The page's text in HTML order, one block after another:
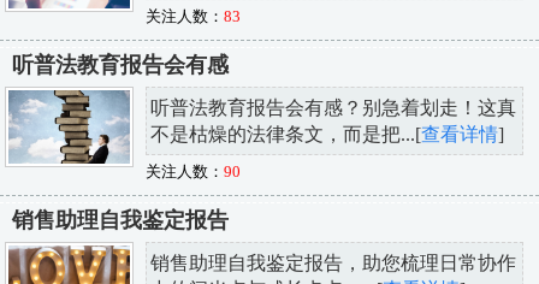
关注人数： 83
听普法教育报告会有感
听普法教育报告会有感？别急着划走！这真
不是枯燥的法律条文，而是把...[查看详情]
关注人数： 90
销售助理自我鉴定报告
销售助理自我鉴定报告，助您梳理日常协作